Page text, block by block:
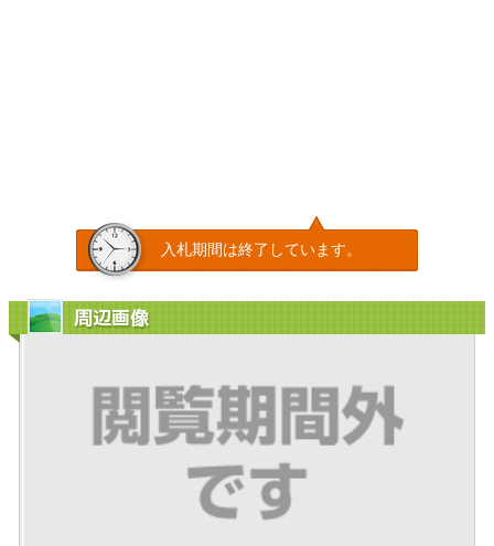
入札期間は終了しています。
周辺画像